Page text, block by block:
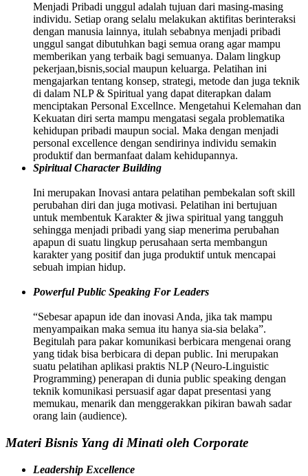
Menjadi Pribadi unggul adalah tujuan dari masing-masing
individu. Setiap orang selalu melakukan aktifitas berinteraksi
dengan manusia lainnya, itulah sebabnya menjadi pribadi
unggul sangat dibutuhkan bagi semua orang agar mampu
memberikan yang terbaik bagi semuanya. Dalam lingkup
pekerjaan,bisnis,social maupun keluarga. Pelatihan ini
mengajarkan tentang konsep, strategi, metode dan juga teknik
di dalam NLP & Spiritual yang dapat diterapkan dalam
menciptakan Personal Excellnce. Mengetahui Kelemahan dan
Kekuatan diri serta mampu mengatasi segala problematika
kehidupan pribadi maupun social. Maka dengan menjadi
personal excellence dengan sendirinya individu semakin
produktif dan bermanfaat dalam kehidupannya.
Spiritual Character Building
Ini merupakan Inovasi antara pelatihan pembekalan soft skill
perubahan diri dan juga motivasi. Pelatihan ini bertujuan
untuk membentuk Karakter & jiwa spiritual yang tangguh
sehingga menjadi pribadi yang siap menerima perubahan
apapun di suatu lingkup perusahaan serta membangun
karakter yang positif dan juga produktif untuk mencapai
sebuah impian hidup.
Powerful Public Speaking For Leaders
“Sebesar apapun ide dan inovasi Anda, jika tak mampu
menyampaikan maka semua itu hanya sia-sia belaka”.
Begitulah para pakar komunikasi berbicara mengenai orang
yang tidak bisa berbicara di depan public. Ini merupakan
suatu pelatihan aplikasi praktis NLP (Neuro-Linguistic
Programming) penerapan di dunia public speaking dengan
teknik komunikasi persuasif agar dapat presentasi yang
memukau, menarik dan menggerakkan pikiran bawah sadar
orang lain (audience).
Materi Bisnis Yang di Minati oleh Corporate
Leadership Excellence